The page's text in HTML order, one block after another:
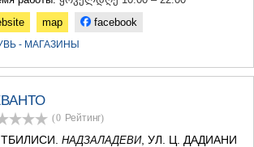
map facebook
- МАГАЗИНЫ
(0 Рейтинг)
ТБИЛИСИ. НАДЗАЛАДЕВИ, УЛ. Ц. ДАДИАНИ